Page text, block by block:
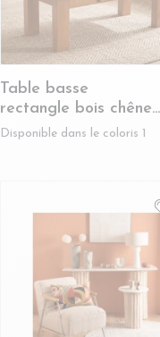
Table basse
rectangle bois chêne
massif - LA BRESSE
Disponible dans le coloris 1